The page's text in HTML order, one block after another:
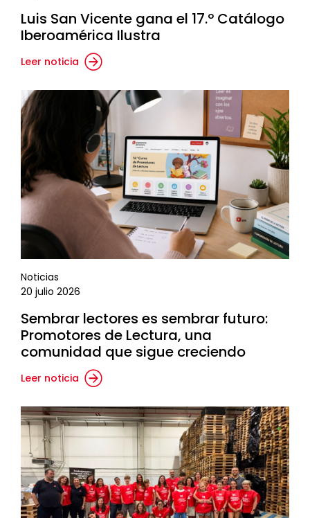
Luis San Vicente gana el 17.º Catálogo
Iberoamérica Ilustra
Leer noticia
Noticias
20 julio 2026
Sembrar lectores es sembrar futuro:
Promotores de Lectura, una
comunidad que sigue creciendo
Leer noticia